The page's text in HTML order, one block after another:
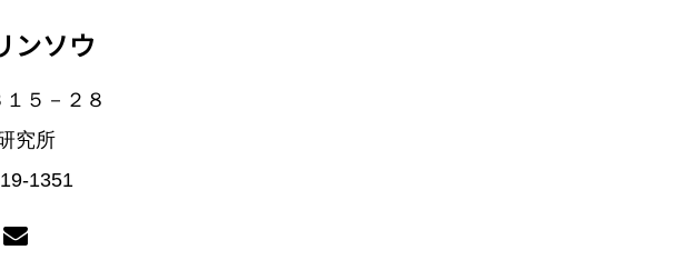
ンソウ
５－２８
究所
1351